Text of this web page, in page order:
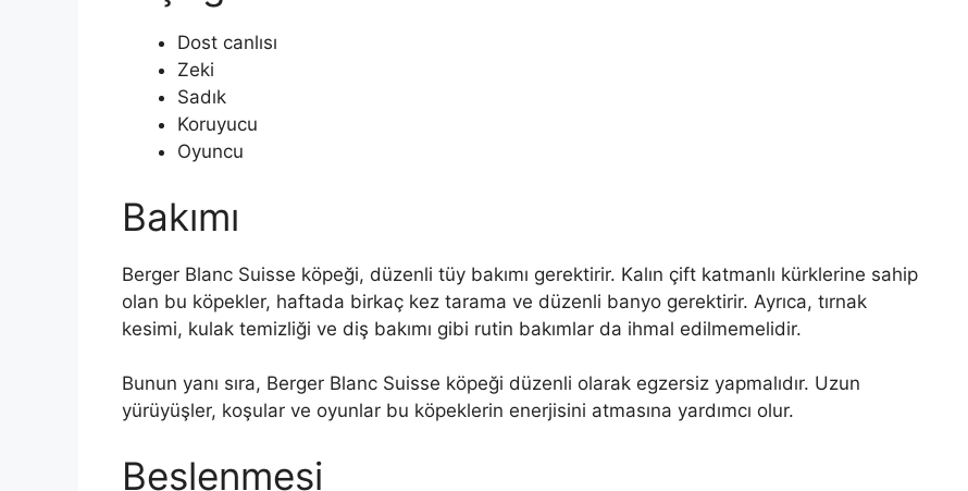
Dost canlısı
Zeki
Sadık
Koruyucu
Oyuncu
Bakımı
Berger Blanc Suisse köpeği, düzenli tüy bakımı gerektirir. Kalın çift katmanlı kürklerine sahip
olan bu köpekler, haftada birkaç kez tarama ve düzenli banyo gerektirir. Ayrıca, tırnak
kesimi, kulak temizliği ve diş bakımı gibi rutin bakımlar da ihmal edilmemelidir.
Bunun yanı sıra, Berger Blanc Suisse köpeği düzenli olarak egzersiz yapmalıdır. Uzun
yürüyüşler, koşular ve oyunlar bu köpeklerin enerjisini atmasına yardımcı olur.
Beslenmesi